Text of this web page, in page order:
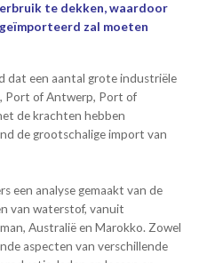
te dekken, waardoor
zal moeten
dat een aantal grote industriële
Port of Antwerp, Port of
de krachten hebben
de grootschalige import van
een analyse gemaakt van de
van waterstof, vanuit
Australië en Marokko. Zowel
aspecten van verschillende